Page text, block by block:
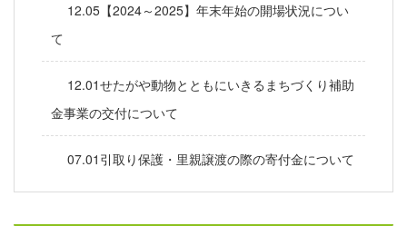
12.05【2024～2025】年末年始の開場状況につい
て
12.01せたがや動物とともにいきるまちづくり補助
金事業の交付について
07.01引取り保護・里親譲渡の際の寄付金について